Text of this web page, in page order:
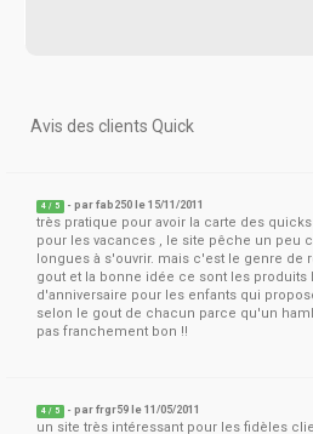
Avis des clients Quick
4 / 5 - parfab250 le 15/11/2011
très pratique pour avoir la carte des
pour les vacances , le site pêche un peu
longues à s'ouvrir. mais c'est le genre de
gout et la bonne idée ce sont les produits
d'anniversaire pour les enfants qui
selon le gout de chacun parce qu'un
pas franchement bon !!
4 / 5 - parfrgr59 le 11/05/2011
un site très intéressant pour les fidèles